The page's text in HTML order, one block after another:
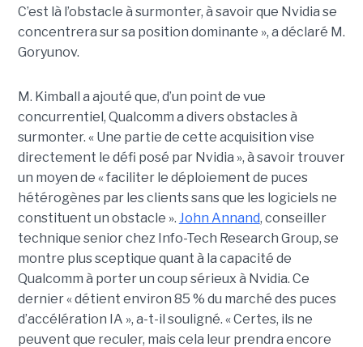
C’est là l’obstacle à surmonter, à savoir que Nvidia se
concentrera sur sa position dominante », a déclaré M.
Goryunov.
M. Kimball a ajouté que, d’un point de vue
concurrentiel, Qualcomm a divers obstacles à
surmonter. « Une partie de cette acquisition vise
directement le défi posé par Nvidia », à savoir trouver
un moyen de « faciliter le déploiement de puces
hétérogènes par les clients sans que les logiciels ne
constituent un obstacle ». John Annand, conseiller
technique senior chez Info-Tech Research Group, se
montre plus sceptique quant à la capacité de
Qualcomm à porter un coup sérieux à Nvidia. Ce
dernier « détient environ 85 % du marché des puces
d’accélération IA », a-t-il souligné. « Certes, ils ne
peuvent que reculer, mais cela leur prendra encore